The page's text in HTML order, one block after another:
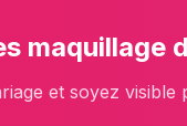
maquillage
et soyez